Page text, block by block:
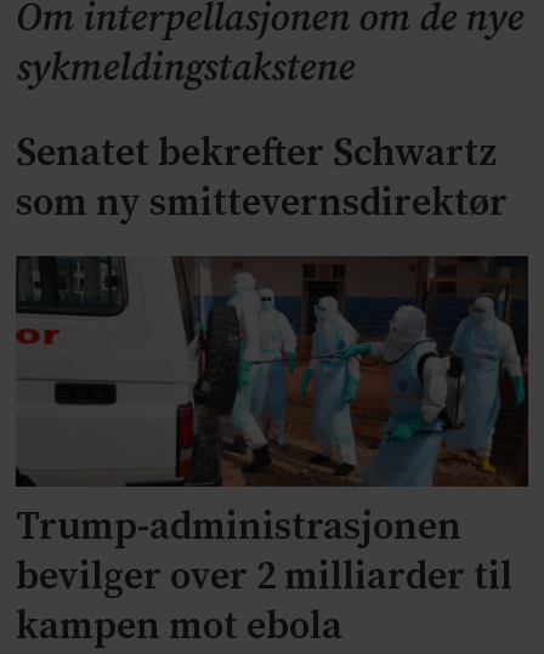
Om interpellasjonen om de nye
sykmeldingstakstene
Senatet bekrefter Schwartz
som ny smittevernsdirektør
Trump-administrasjonen
bevilger over 2 milliarder til
kampen mot ebola